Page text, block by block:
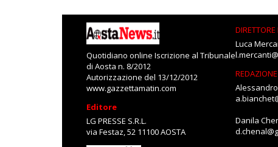
Quotidiano online Iscrizione al Tribunale
di Aosta n. 8/2012
Autorizzazione del 13/12/2012
www.gazzettamatin.com
Editore
LG PRESSE S.R.L.
via Festaz, 52 11100 AOSTA
Luca
REDAZIONE
Danila